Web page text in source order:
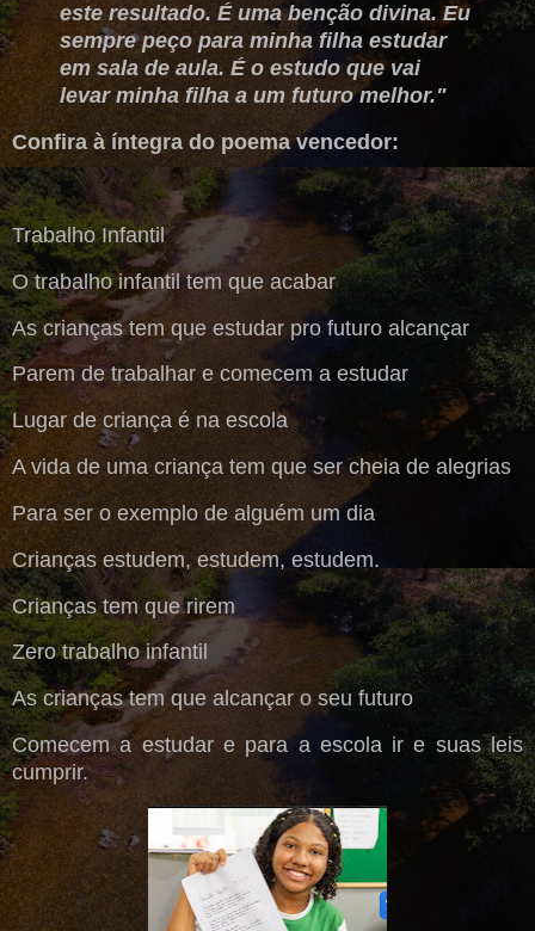
este resultado. É uma benção divina. Eu
sempre peço para minha filha estudar
em sala de aula. É o estudo que vai
levar minha filha a um futuro melhor."
Confira à íntegra do poema vencedor:
Trabalho Infantil
O trabalho infantil tem que acabar
As crianças tem que estudar pro futuro alcançar
Parem de trabalhar e comecem a estudar
Lugar de criança é na escola
A vida de uma criança tem que ser cheia de alegrias
Para ser o exemplo de alguém um dia
Crianças estudem, estudem, estudem.
Crianças tem que rirem
Zero trabalho infantil
As crianças tem que alcançar o seu futuro
Comecem a estudar e para a escola ir e suas leis
cumprir.